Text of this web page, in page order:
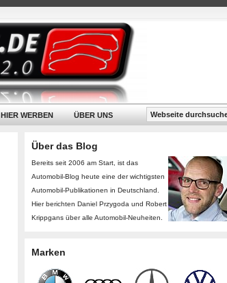
HIER WERBEN ÜBER UNS
Über das Blog
Bereits seit 2006 am Start, ist das
Automobil-Blog heute eine der wichtigsten
Automobil-Publikationen in Deutschland.
Hier berichten Daniel Przygoda und Robert
Krippgans über alle Automobil-Neuheiten.
Marken